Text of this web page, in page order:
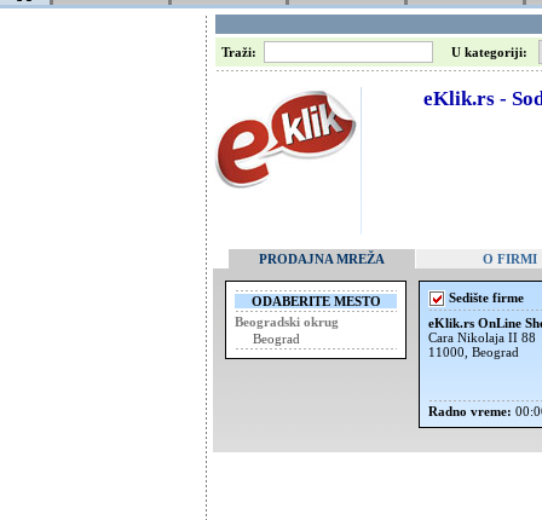
Traži: U kategoriji:
eKlik.rs -
PRODAJNA MREŽA O FIRMI
ODABERITE MESTO
Beogradski okrug
Beograd
Sedište firme
eKlik.rs OnLine
Cara Nikolaja II 88
11000, Beograd
Radno vreme: